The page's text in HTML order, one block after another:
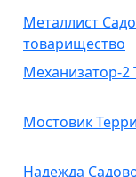
Металлист
товарищество
Механизатор-2
Мостовик
Надежда